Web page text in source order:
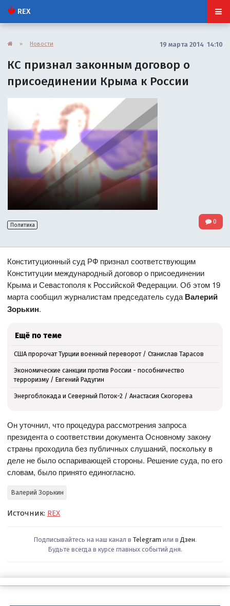
REX
» Новости 19 марта 2014 14:10
КС признал законным договор о
присоединении Крыма к России
Политика 0
Конституционный суд РФ признал соответствующим
Конституции международный договор о присоединении
Крыма и Севастополя к Российской Федерации. Об этом 19
марта сообщил журналистам председатель суда Валерий
Зорькин.
Ещё по теме
США пророчат Турции военный переворот / Станислав Тарасов
Экономические санкции против России - пособничество
терроризму / Евгений Радугин
Энергоблокада и Северный Поток-2 / Анастасия Скогорева
Он уточнил, что процедура рассмотрения запроса
президента о соответствии документа Основному закону
страны проходила без публичных слушаний, поскольку в
деле не было оспаривающей стороны. Решение суда, по его
словам, было принято единогласно.
Валерий Зорькин
Источник: REX
Подписывайтесь на наш канал в Telegram или в Дзен.
Будьте всегда в курсе главных событий дня.